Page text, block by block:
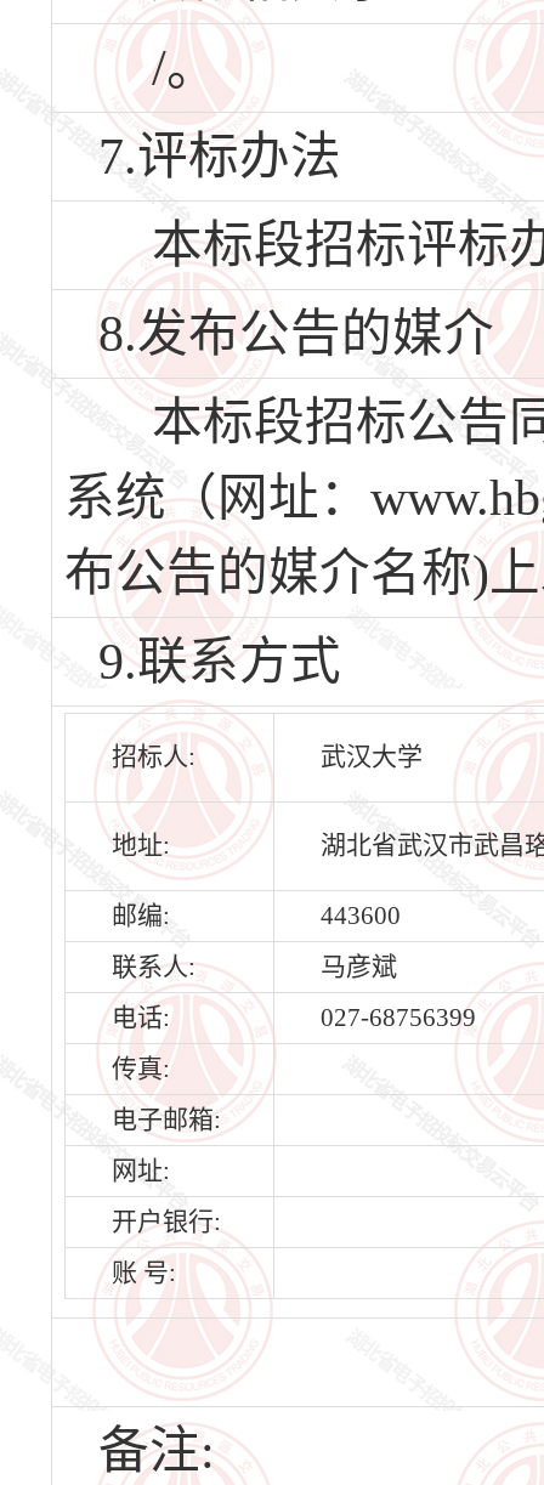
/。
7.评标办法
本标段招标评标
8.发布公告的媒介
本标段招标公告
系统（网址：
布公告的媒介名称)
9.联系方式
招标人: 武汉大学
地址: 湖北省武汉市武昌
邮编:
443600
联系人:
马彦斌
电话:
027-68756399
传真:
电子邮箱:
网址:
开户银行:
账 号:
备注: